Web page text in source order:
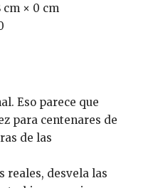
cm × 0 cm
para centenares de
de las
reales, desvela las